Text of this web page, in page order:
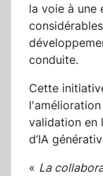
la voie à une
conduite.
Cette
validation en
d’IA
« La